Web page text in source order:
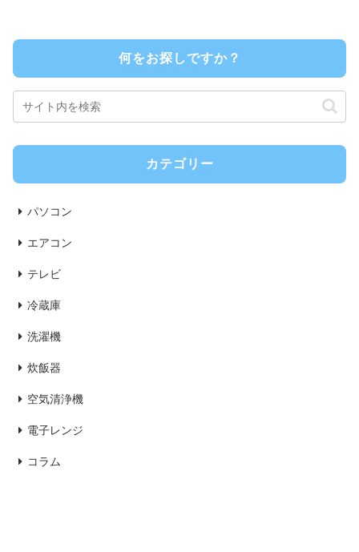
何をお探しですか？
カテゴリー
パソコン
エアコン
テレビ
冷蔵庫
洗濯機
炊飯器
空気清浄機
電子レンジ
コラム